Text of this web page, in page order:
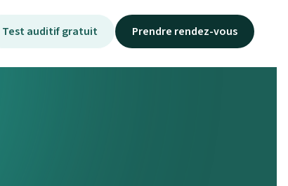
Test auditif gratuit Prendre rendez-vous